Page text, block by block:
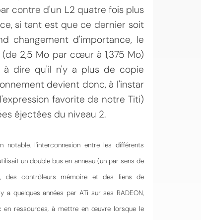
contre d'un L2 quatre fois plus
si tant est que ce dernier soit
changement d'importance, le
2,5 Mo par cœur à 1,375 Mo)
à dire qu'il n'y a plus de copie
devient donc, à l'instar
favorite de notre Titi)
éjectées du niveau 2.
l'interconnexion entre les différents
un double bus en anneau (un par sens de
des contrôleurs mémoire et des liens de
quelques années par ATi sur ses RADEON,
ressources, à mettre en œuvre lorsque le